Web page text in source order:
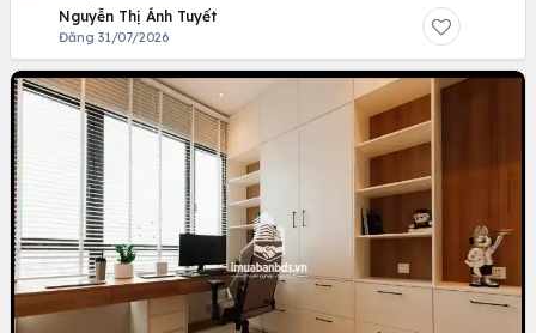
Nguyễn Thị Ánh Tuyết
Đăng 31/07/2026